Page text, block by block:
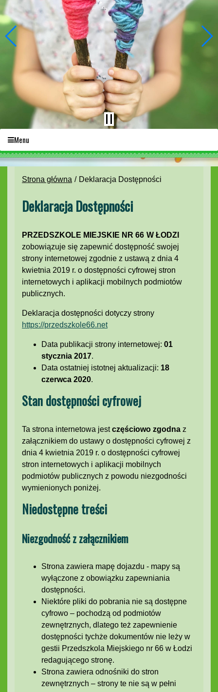
Menu
Strona główna Deklaracja Dostępności
Deklaracja Dostępności
PRZEDSZKOLE MIEJSKIE NR 66 W ŁODZI
zobowiązuje się zapewnić dostępność swojej
strony internetowej zgodnie z ustawą z dnia 4
kwietnia 2019 r. o dostępności cyfrowej stron
internetowych i aplikacji mobilnych podmiotów
publicznych.
Deklaracja dostępności dotyczy strony
https://przedszkole66.net
Data publikacji strony internetowej: 01
stycznia 2017.
Data ostatniej istotnej aktualizacji: 18
czerwca 2020.
Stan dostępności cyfrowej
Ta strona internetowa jestczęściowo zgodna z
załącznikiem do ustawy o dostępności cyfrowej z
dnia 4 kwietnia 2019 r. o dostępności cyfrowej
stron internetowych i aplikacji mobilnych
podmiotów publicznych z powodu niezgodności
wymienionych poniżej.
Niedostępne treści
Niezgodność z załącznikiem
Strona zawiera mapę dojazdu - mapy są
wyłączone z obowiązku zapewniania
dostępności.
Niektóre pliki do pobrania nie są dostępne
cyfrowo – pochodzą od podmiotów
zewnętrznych, dlatego też zapewnienie
dostępności tychże dokumentów nie leży w
gestii Przedszkola Miejskiego nr 66 w Łodzi
redagującego stronę.
Strona zawiera odnośniki do stron
zewnętrznych – strony te nie są w pełni